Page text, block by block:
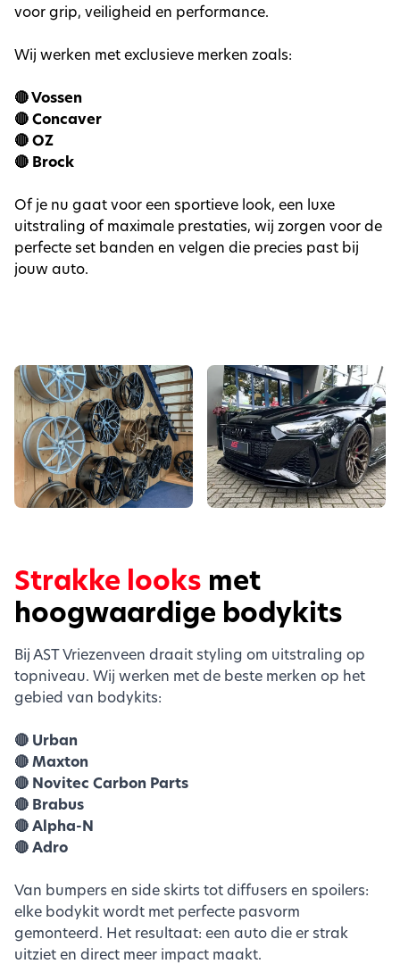
voor grip, veiligheid en performance.
Wij werken met exclusieve merken zoals:
🔴 Vossen
🔴 Concaver
🔴 OZ
🔴 Brock
Of je nu gaat voor een sportieve look, een luxe
uitstraling of maximale prestaties, wij zorgen voor de
perfecte set banden en velgen die precies past bij
jouw auto.
Strakke looks met
hoogwaardige bodykits
Bij AST Vriezenveen draait styling om uitstraling op
topniveau. Wij werken met de beste merken op het
gebied van bodykits:
🔴 Urban
🔴 Maxton
🔴 Novitec Carbon Parts
🔴 Brabus
🔴 Alpha-N
🔴 Adro
Van bumpers en side skirts tot diffusers en spoilers:
elke bodykit wordt met perfecte pasvorm
gemonteerd. Het resultaat: een auto die er strak
uitziet en direct meer impact maakt.